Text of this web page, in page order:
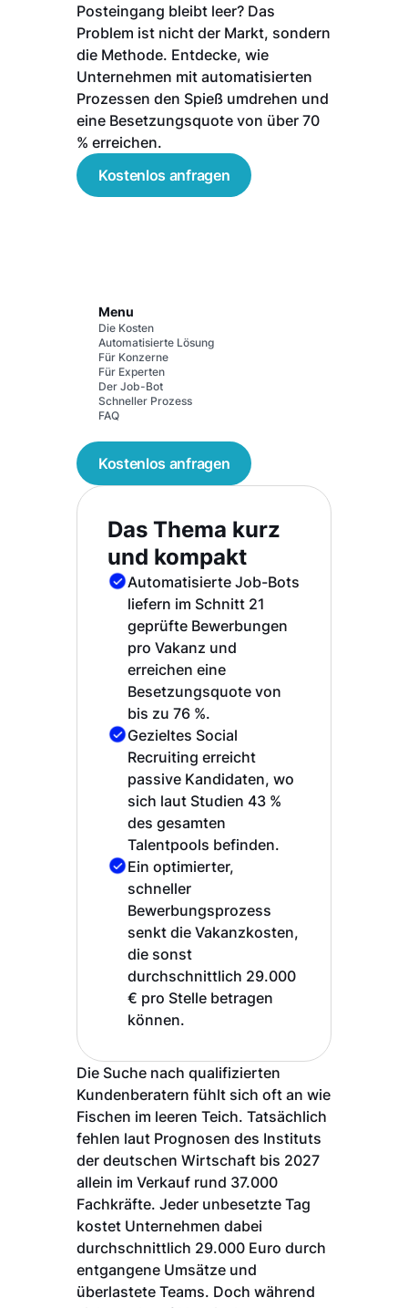
Posteingang bleibt leer? Das
Problem ist nicht der Markt, sondern
die Methode. Entdecke, wie
Unternehmen mit automatisierten
Prozessen den Spieß umdrehen und
eine Besetzungsquote von über 70
% erreichen.
Kostenlos anfragen
Menu
Die Kosten
Automatisierte Lösung
Für Konzerne
Für Experten
Der Job-Bot
Schneller Prozess
FAQ
Kostenlos anfragen
Das Thema kurz
und kompakt
Automatisierte Job-Bots
liefern im Schnitt 21
geprüfte Bewerbungen
pro Vakanz und
erreichen eine
Besetzungsquote von
bis zu 76 %.
Gezieltes Social
Recruiting erreicht
passive Kandidaten, wo
sich laut Studien 43 %
des gesamten
Talentpools befinden.
Ein optimierter,
schneller
Bewerbungsprozess
senkt die Vakanzkosten,
die sonst
durchschnittlich 29.000
€ pro Stelle betragen
können.
Die Suche nach qualifizierten
Kundenberatern fühlt sich oft an wie
Fischen im leeren Teich. Tatsächlich
fehlen laut Prognosen des Instituts
der deutschen Wirtschaft bis 2027
allein im Verkauf rund 37.000
Fachkräfte. Jeder unbesetzte Tag
kostet Unternehmen dabei
durchschnittlich 29.000 Euro durch
entgangene Umsätze und
überlastete Teams. Doch während